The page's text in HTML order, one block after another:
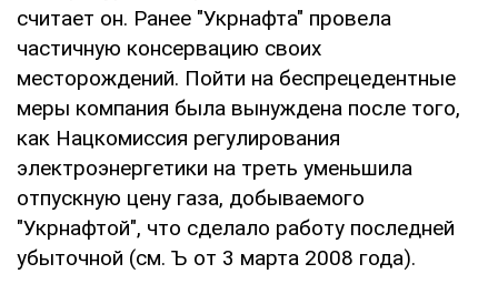
считает он. Ранее "Укрнафта" провела
частичную консервацию своих
месторождений. Пойти на беспрецедентные
меры компания была вынуждена после того,
как Нацкомиссия регулирования
электроэнергетики на треть уменьшила
отпускную цену газа, добываемого
"Укрнафтой", что сделало работу последней
убыточной (см. Ъ от 3 марта 2008 года).